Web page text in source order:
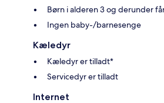
Børn i alderen 3 og derunder
Ingen baby-/barnesenge
Kæledyr
Kæledyr er tilladt*
Servicedyr er tilladt
Internet